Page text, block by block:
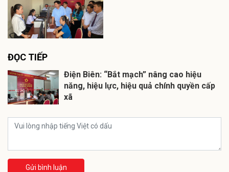
ĐỌC TIẾP
Điện Biên: “Bắt mạch” nâng cao hiệu
năng, hiệu lực, hiệu quả chính quyền cấp
xã
Gửi bình luận